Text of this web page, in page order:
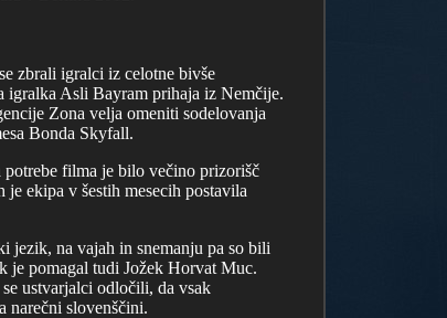
zbrali igralci iz celotne bivše
igralka Asli Bayram prihaja iz Nemčije.
Zona velja omeniti sodelovanja
Bonda Skyfall.
filma je bilo večino prizorišč
ekipa v šestih mesecih postavila
jezik, na vajah in snemanju pa so bili
je pomagal tudi Jožek Horvat Muc.
ustvarjalci odločili, da vsak
narečni slovenščini.